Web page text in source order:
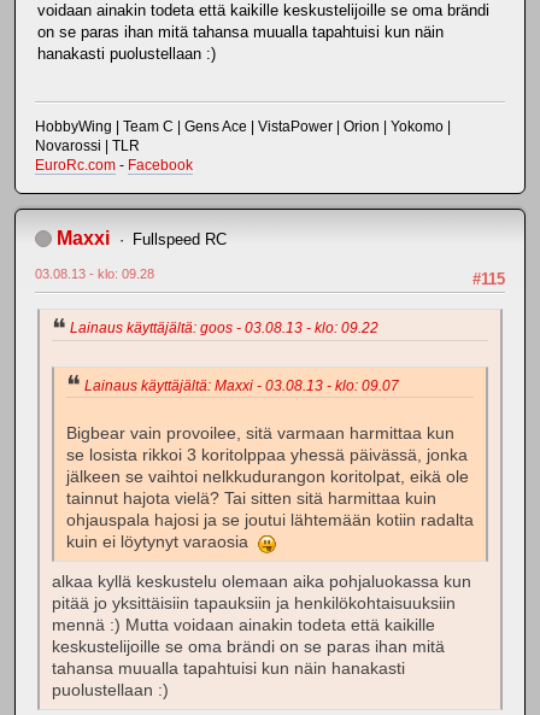
voidaan ainakin todeta että kaikille keskustelijoille se oma brändi
on se paras ihan mitä tahansa muualla tapahtuisi kun näin
hanakasti puolustellaan :)
HobbyWing | Team C | Gens Ace | VistaPower | Orion | Yokomo |
Novarossi | TLR
EuroRc.com - Facebook
Maxxi Fullspeed RC
#115
03.08.13 - klo: 09.28
Lainaus käyttäjältä: goos - 03.08.13 - klo: 09.22
Lainaus käyttäjältä: Maxxi - 03.08.13 - klo: 09.07
Bigbear vain provoilee, sitä varmaan harmittaa kun
se losista rikkoi 3 koritolppaa yhessä päivässä, jonka
jälkeen se vaihtoi nelkkudurangon koritolpat, eikä ole
tainnut hajota vielä? Tai sitten sitä harmittaa kuin
ohjauspala hajosi ja se joutui lähtemään kotiin radalta
kuin ei löytynyt varaosia
alkaa kyllä keskustelu olemaan aika pohjaluokassa kun
pitää jo yksittäisiin tapauksiin ja henkilökohtaisuuksiin
mennä :) Mutta voidaan ainakin todeta että kaikille
keskustelijoille se oma brändi on se paras ihan mitä
tahansa muualla tapahtuisi kun näin hanakasti
puolustellaan :)